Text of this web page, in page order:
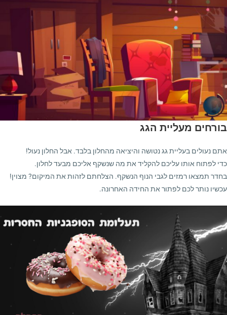
בורחים מעליית הגג
אתם נעולים בעליית גג נטושה והיציאה מהחלון בלבד. אבל החלון נעול!
כדי לפתוח אותו עליכם להקליד את מה שנשקף אליכם מבעד לחלון.
בחדר תמצאו רמזים לגבי הנוף הנשקף. הצלחתם לזהות את המיקום? מצוין!
עכשיו נותר לכם לפתור את החידה האחרונה.